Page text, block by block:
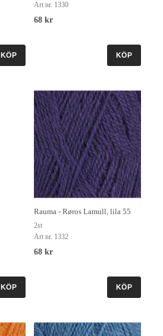
KÖP
Art nr. 1330
68 kr
KÖP
KÖP
Rauma - Røros Lamull, lila 55
2st
Art nr. 1332
68 kr
KÖP